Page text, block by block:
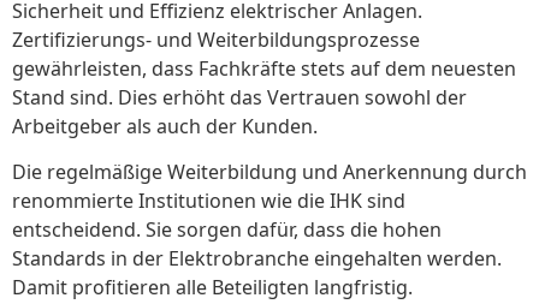
Sicherheit und Effizienz elektrischer Anlagen.
Zertifizierungs- und Weiterbildungsprozesse
gewährleisten, dass Fachkräfte stets auf dem neuesten
Stand sind. Dies erhöht das Vertrauen sowohl der
Arbeitgeber als auch der Kunden.
Die regelmäßige Weiterbildung und Anerkennung durch
renommierte Institutionen wie die IHK sind
entscheidend. Sie sorgen dafür, dass die hohen
Standards in der Elektrobranche eingehalten werden.
Damit profitieren alle Beteiligten langfristig.